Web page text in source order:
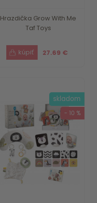
Hrazdička Grow With Me
Taf Toys
27.69 €
skladom
- 10 %